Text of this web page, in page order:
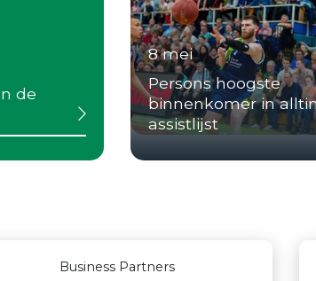
de
8 mei
Persons hoogste
binnenkomer in
assistlijst
Business Partners